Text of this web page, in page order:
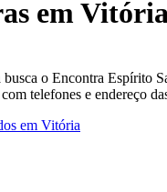
em
o Encontra Espírito
telefones e endereço
em Vitória